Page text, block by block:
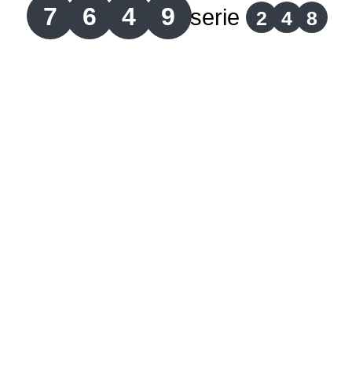
Lotería del Cauca
7 6 4 9 serie 2 4 8